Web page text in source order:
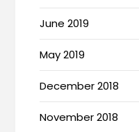
June 2019
May 2019
December 2018
November 2018